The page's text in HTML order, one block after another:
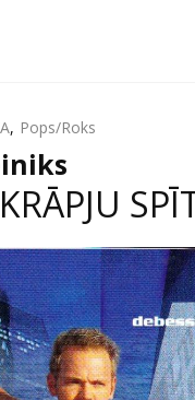
, Pops/Roks